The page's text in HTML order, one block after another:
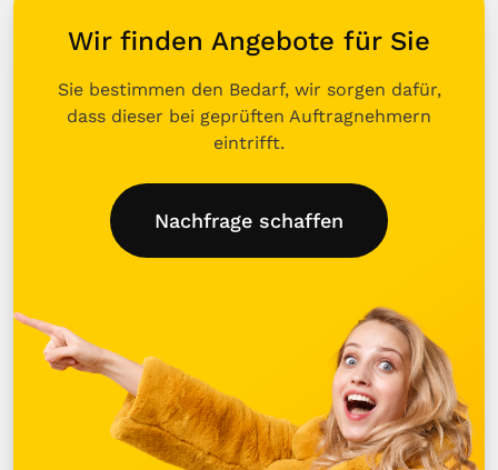
Wir finden Angebote für Sie
Sie bestimmen den Bedarf, wir sorgen dafür,
dass dieser bei geprüften Auftragnehmern
eintrifft.
Nachfrage schaffen